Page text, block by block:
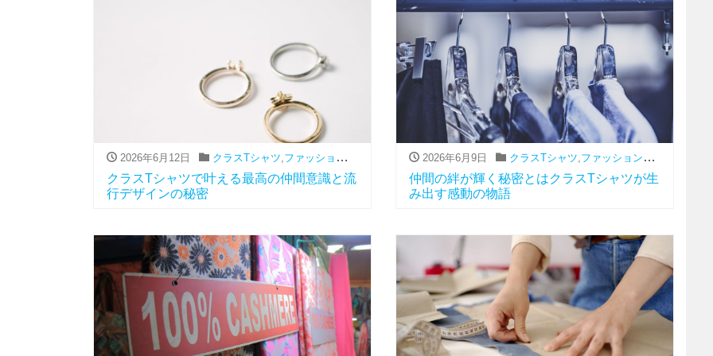
2026年6月12日 クラスTシャツ ファッション（アパレル関連） ,流行
クラスTシャツで叶える最高の仲間意識と流
行デザインの秘密
2026年6月9日 クラスTシャツ ファッション（アパレル関連）
仲間の絆が輝く秘密とはクラスTシャツが生
み出す感動の物語